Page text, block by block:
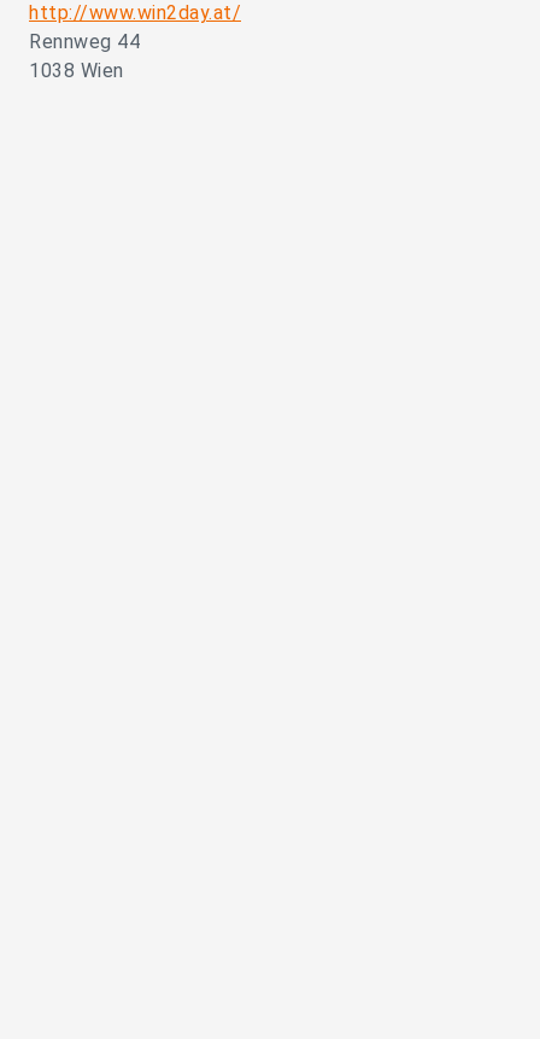
http://www.win2day.at/
Rennweg 44
1038 Wien